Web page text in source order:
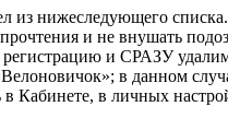
из нижеследующего
и не внушать
и СРАЗУ
в данном
Кабинете, в личных